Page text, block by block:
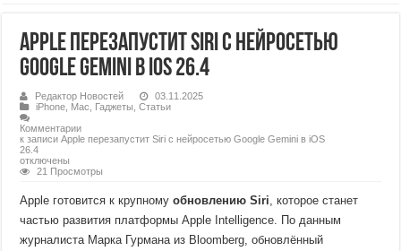
Apple перезапустит Siri с нейросетью
Google Gemini в iOS 26.4
Редактор Новостей
03.11.2025
iPhone Mac Гаджеты ,Статьи
Комментарии
к записи Apple перезапустит Siri с нейросетью Google Gemini в iOS
26.4
отключены
21 Просмотры
Apple готовится к крупномуобновлению Siri, которое станет
частью развития платформы Apple Intelligence. По данным
журналиста Марка Гурмана из Bloomberg, обновлённый